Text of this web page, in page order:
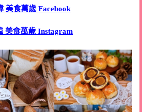
美食萬歲 Facebook
美食萬歲 Instagram